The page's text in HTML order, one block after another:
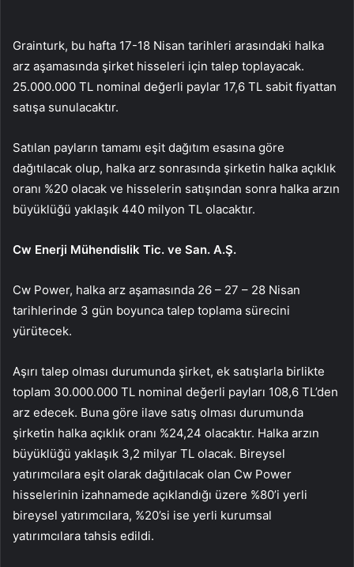
Grainturk, bu hafta 17-18 Nisan tarihleri ​​arasındaki halka
arz aşamasında şirket hisseleri için talep toplayacak.
25.000.000 TL nominal değerli paylar 17,6 TL sabit fiyattan
satışa sunulacaktır.
Satılan payların tamamı eşit dağıtım esasına göre
dağıtılacak olup, halka arz sonrasında şirketin halka açıklık
oranı %20 olacak ve hisselerin satışından sonra halka arzın
büyüklüğü yaklaşık 440 milyon TL olacaktır.
Cw Enerji Mühendislik Tic. ve San. A.Ş.
Cw Power, halka arz aşamasında 26 – 27 – 28 Nisan
tarihlerinde 3 gün boyunca talep toplama sürecini
yürütecek.
Aşırı talep olması durumunda şirket, ek satışlarla birlikte
toplam 30.000.000 TL nominal değerli payları 108,6 TL’den
arz edecek. Buna göre ilave satış olması durumunda
şirketin halka açıklık oranı %24,24 olacaktır. Halka arzın
büyüklüğü yaklaşık 3,2 milyar TL olacak. Bireysel
yatırımcılara eşit olarak dağıtılacak olan Cw Power
hisselerinin izahnamede açıklandığı üzere %80’i yerli
bireysel yatırımcılara, %20’si ise yerli kurumsal
yatırımcılara tahsis edildi.